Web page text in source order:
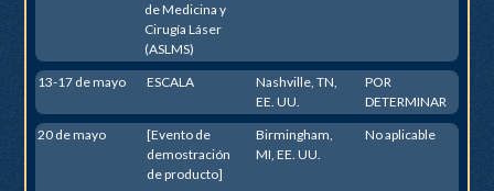
de Medicina y
Cirugía Láser
(ASLMS)
13-17 de mayo ESCALA
Nashville, TN,
EE. UU.
POR
DETERMINAR
20 de mayo
[Evento de
demostración
de producto]
Birmingham,
MI, EE. UU.
No aplicable